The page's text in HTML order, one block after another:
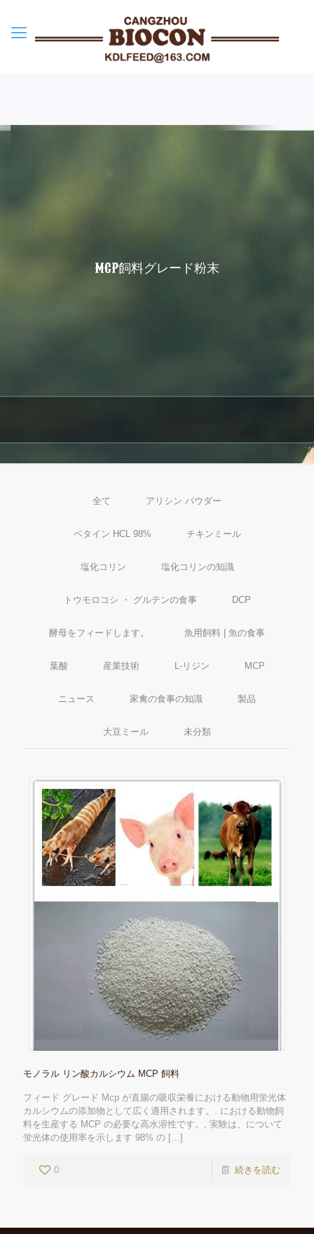
MCP飼料グレード粉末
全て アリシン パウダー
ベタイン HCL 98% チキンミール
塩化コリン 塩化コリンの知識
トウモロコシ ・ グルテンの食事 DCP
酵母をフィードします。 魚用飼料 | 魚の食事
葉酸 産業技術 L-リジン MCP
ニュース 家禽の食事の知識 製品
大豆ミール 未分類
モノラル リン酸カルシウム MCP 飼料
フィード グレード Mcp が直腸の吸収栄養における動物用蛍光体
カルシウムの添加物として広く適用されます。. における動物飼
料を生産する MCP の必要な高水溶性です。, 実験は、について
蛍光体の使用率を示します 98% の […]
0 続きを読む